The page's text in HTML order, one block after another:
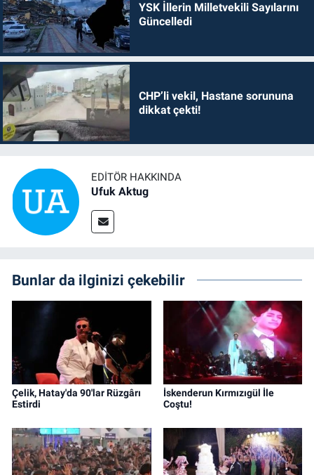
YSK İllerin Milletvekili Sayılarını
Güncelledi
CHP’li vekil, Hastane sorununa
dikkat çekti!
EDITÖR HAKKINDA
Ufuk Aktug
Bunlar da ilginizi çekebilir
Çelik, Hatay'da 90'lar Rüzgârı
Estirdi
İskenderun Kırmızıgül İle
Coştu!